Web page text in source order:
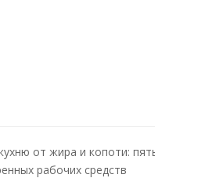
от жира и копоти: пять
рабочих средств